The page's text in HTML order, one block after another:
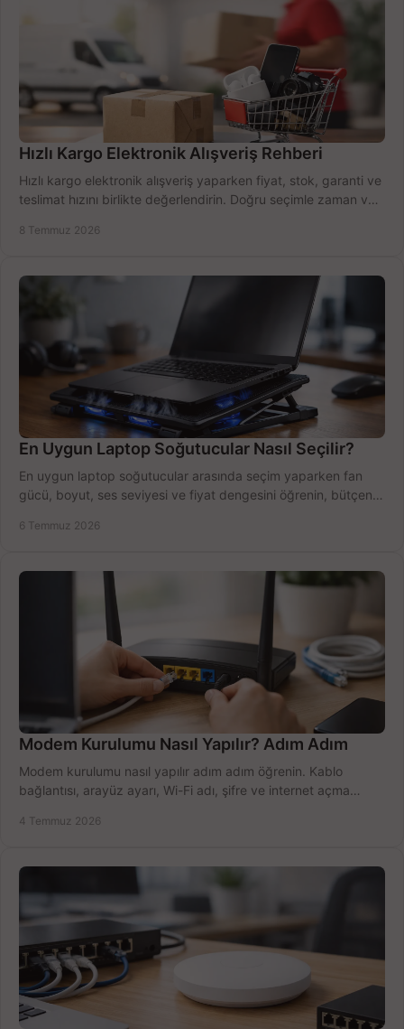
Hızlı Kargo Elektronik Alışveriş Rehberi
Hızlı kargo elektronik alışveriş yaparken fiyat, stok, garanti ve
teslimat hızını birlikte değerlendirin. Doğru seçimle zaman ve
8 Temmuz 2026
En Uygun Laptop Soğutucular Nasıl Seçilir?
En uygun laptop soğutucular arasında seçim yaparken fan
gücü, boyut, ses seviyesi ve fiyat dengesini öğrenin, bütçenizi
6 Temmuz 2026
Modem Kurulumu Nasıl Yapılır? Adım Adım
Modem kurulumu nasıl yapılır adım adım öğrenin. Kablo
bağlantısı, arayüz ayarı, Wi-Fi adı, şifre ve internet açma
4 Temmuz 2026